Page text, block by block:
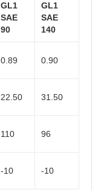
GL1
SAE
90
GL1
SAE
140
0.89 0.90
22.50 31.50
110 96
-10 -10